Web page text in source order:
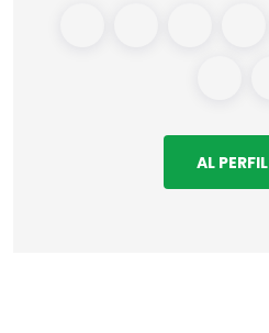
AL PERFIL